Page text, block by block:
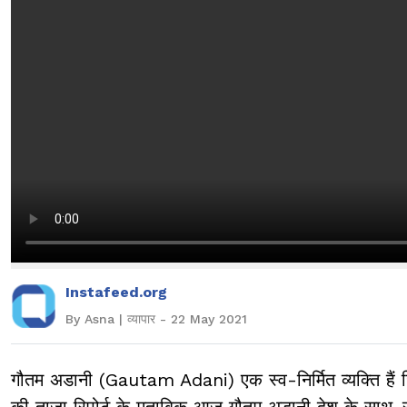
Instafeed.org
By Asna | व्यापार - 22 May 2021
गौतम अडानी (Gautam Adani) एक स्व-निर्मित व्यक्ति हैं